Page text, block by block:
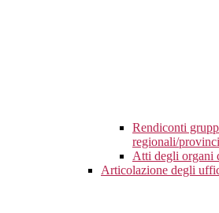
Rendiconti
regionali/
Atti degli organi
Articolazione degli